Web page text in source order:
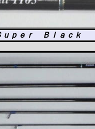
ｐｅｒ Ｂｌａｃｋ